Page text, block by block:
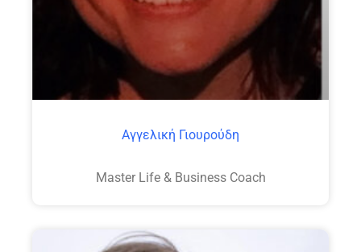
Αγγελική Γιουρούδη
Master Life & Business Coach